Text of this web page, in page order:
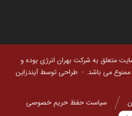
متعلق به شرکت بهران انرژی بوده و
ممنوع می باشد. -طراحی توسط آیندزاین
سیاست حفظ حریم خصوصی